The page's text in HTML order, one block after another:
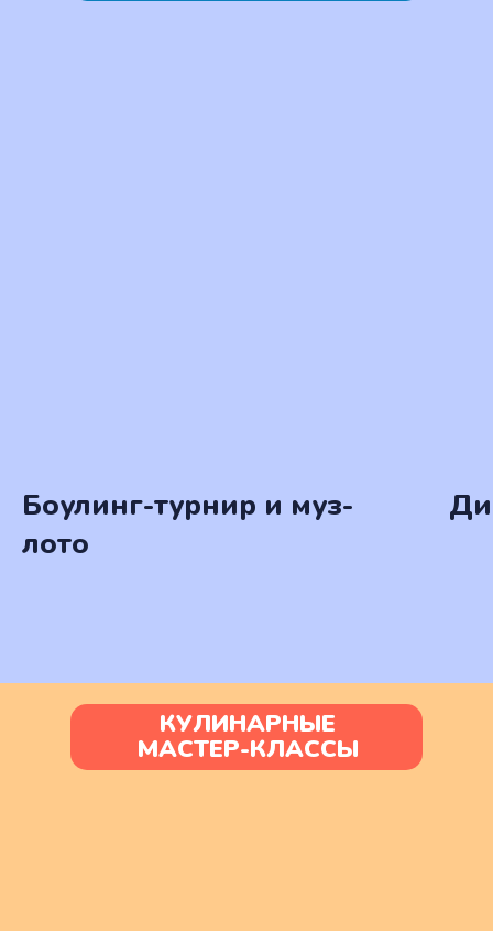
Боулинг-турнир и муз-
лото
КУЛИНАРНЫЕ
МАСТЕР-КЛАССЫ